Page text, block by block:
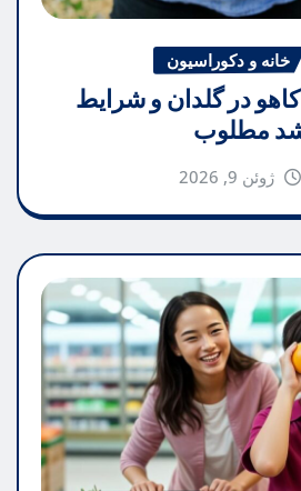
خانه و دکوراسیون
در گلدان و شرایط
مطلوب
ژوئن 9, 2026